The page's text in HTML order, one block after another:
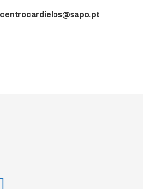
centrocardielos@sapo.pt